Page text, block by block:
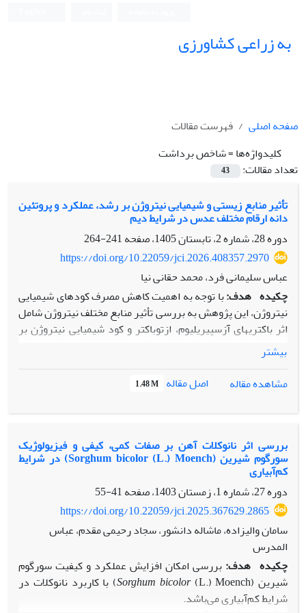
به زراعی کشاورزی
صفحه اصلی
فهرست مقالات
کلیدواژه‌ها =شاخص برداشت
تعداد مقالات:
43
تأثیر منابع زیستی و شیمیایی نیتروژن بر رشد، عملکرد و پروتئین
دانه ارقام مختلف عدس در شرایط دیم
دوره 28، شماره 2، تابستان 1405، صفحه
241-264
https://doi.org/10.22059/jci.2026.408357.2970
عباس سلیمانی فرد، محمد حقانی نیا
چکیده هدف:با توجه به اهمیت کاهش مصرف کودهای شیمیایی
نیتروژن، این پژوهش به بررسی تأثیر منابع مختلف نیتروژن شامل
اثر باکتری­های آزسپیریلیوم، ازتوباکتر و کود شیمیایی نیتروژن بر
صفات زراعی، فیزیولوژیک و عملکرد ارقام عدس پاییزه تحت
شرایط دیم پرداخته است.
روش پژوهش:
آزمایش به‌صورت فاکتوریل در قالب طرح بلوک‌های
ایستگاه تحقیقاتی چرداول اجرا شد. فاکتورهای موردبررسی شامل
سطح تغذیه‌ای شامل شاهد، تلقیح با آزوسپیریلیوم، ازتوباکتر،
ترکیب هردو باکتری و مصرف کود شیمیایی نیتروژن بود. صفات
موردمطالعه در این آزمایش شامل حجم ریشه، وزن خشک ریشه،
ارتفاع بوته، تعداد شاخه اولیه، کلروفیل a و b، محتوای نسبی آب
برگ، اجزای عملکرد، عملکرد دانه، عملکرد زیستی، شاخص
برداشت و پروتئین دانه بود.
یافته‌ها:
b، محتوای نسبی آب برگ، رشد ریشه، ارتفاع بوته، شاخه‌دهی،
تعداد دانه، عملکرد دانه، زیست‌توده، شاخص برداشت و درصد
پروتئین دانه در تیمار کود شیمیایی نیتروژن و در رقم کیمیا
مشاهده شد. با این­حال، در بسیاری از این صفات، تلقیح با باکتری
بیشتر
مشاهده مقاله
اصل مقاله 1.48 M
بررسی اثر نانوکلات آهن بر صفات کمی، کیفی و فیزیولوژیک
سورگوم شیرین (Sorghum bicolor (L.) Moench) در شرایط
کم‌آبیاری
دوره 27، شماره 1، زمستان 1403، صفحه
41-55
https://doi.org/10.22059/jci.2025.367629.2865
سامان والیزاده، ماشاله دانشور، سجاد رحیمی مقدم، عباس
المدرس
چکیده هدف: بررسی امکان افزایش عملکرد و کیفیت سورگوم
شیرین (
Sorghum bicolor(L.) Moench) با کاربرد نانوکلات در
شرایط کم‌آبیاری می‌باشد.